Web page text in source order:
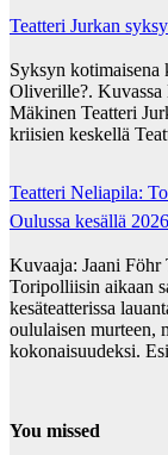
Teatteri Jurkan
Syksyn kotimaisena
Oliverille?.
Mäkinen Teatteri
kriisien keskellä
Teatteri Neliapila:
Oulussa kesällä 2026
Kuvaaja: Jaani Föhr
Toripolliisin aikaan
kesäteatterissa
oululaisen murteen,
kokonaisuudeksi.
You missed